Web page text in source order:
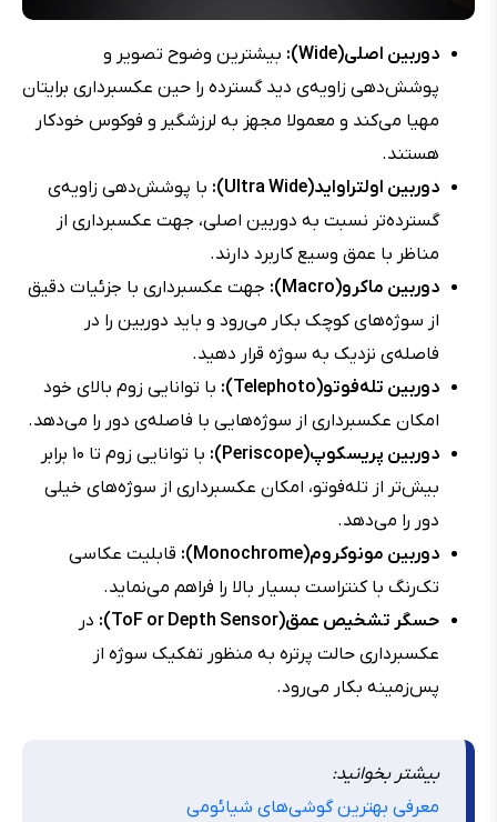
دوربین اصلی(Wide):
بیشترین وضوح تصویر و
پوشش‌دهی زاویه‌ی دید گسترده را حین عکسبرداری برایتان
مهیا می‌کند و معمولا مجهز به لرزشگیر و فوکوس خودکار
هستند.
دوربین اولتراواید(Ultra Wide):
با پوشش‌دهی زاویه‌ی
گسترده‌تر نسبت به دوربین اصلی، جهت عکسبرداری از
مناظر با عمق وسیع کاربرد دارند.
دوربین ماکرو(Macro):
جهت عکسبرداری با جزئیات دقیق
از سوژه‌های کوچک بکار می‌رود و باید دوربین را در
فاصله‌ی نزدیک به سوژه قرار دهید.
دوربین تله‌فوتو(Telephoto):
با توانایی زوم بالای خود
امکان عکسبرداری از سوژه‌هایی با فاصله‌ی دور را می‌دهد.
دوربین پریسکوپ(Periscope):
با توانایی زوم تا ۱۰ برابر
بیش‌تر از تله‌فوتو، امکان عکسبرداری از سوژه‌های خیلی
دور را می‌دهد.
دوربین مونوکروم(Monochrome):
قابلیت عکاسی
تک‌رنگ با کنتراست بسیار بالا را فراهم می‌نماید.
حسگر تشخیص عمق(ToF or Depth Sensor):
در
عکسبرداری حالت پرتره به منظور تفکیک سوژه از
پس‌زمینه بکار می‌رود.
بیشتر بخوانید:
معرفی بهترین گوشی‌های شیائومی